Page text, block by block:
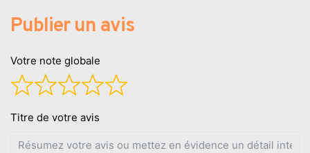
Publier un avis
Votre note globale
Titre de votre avis